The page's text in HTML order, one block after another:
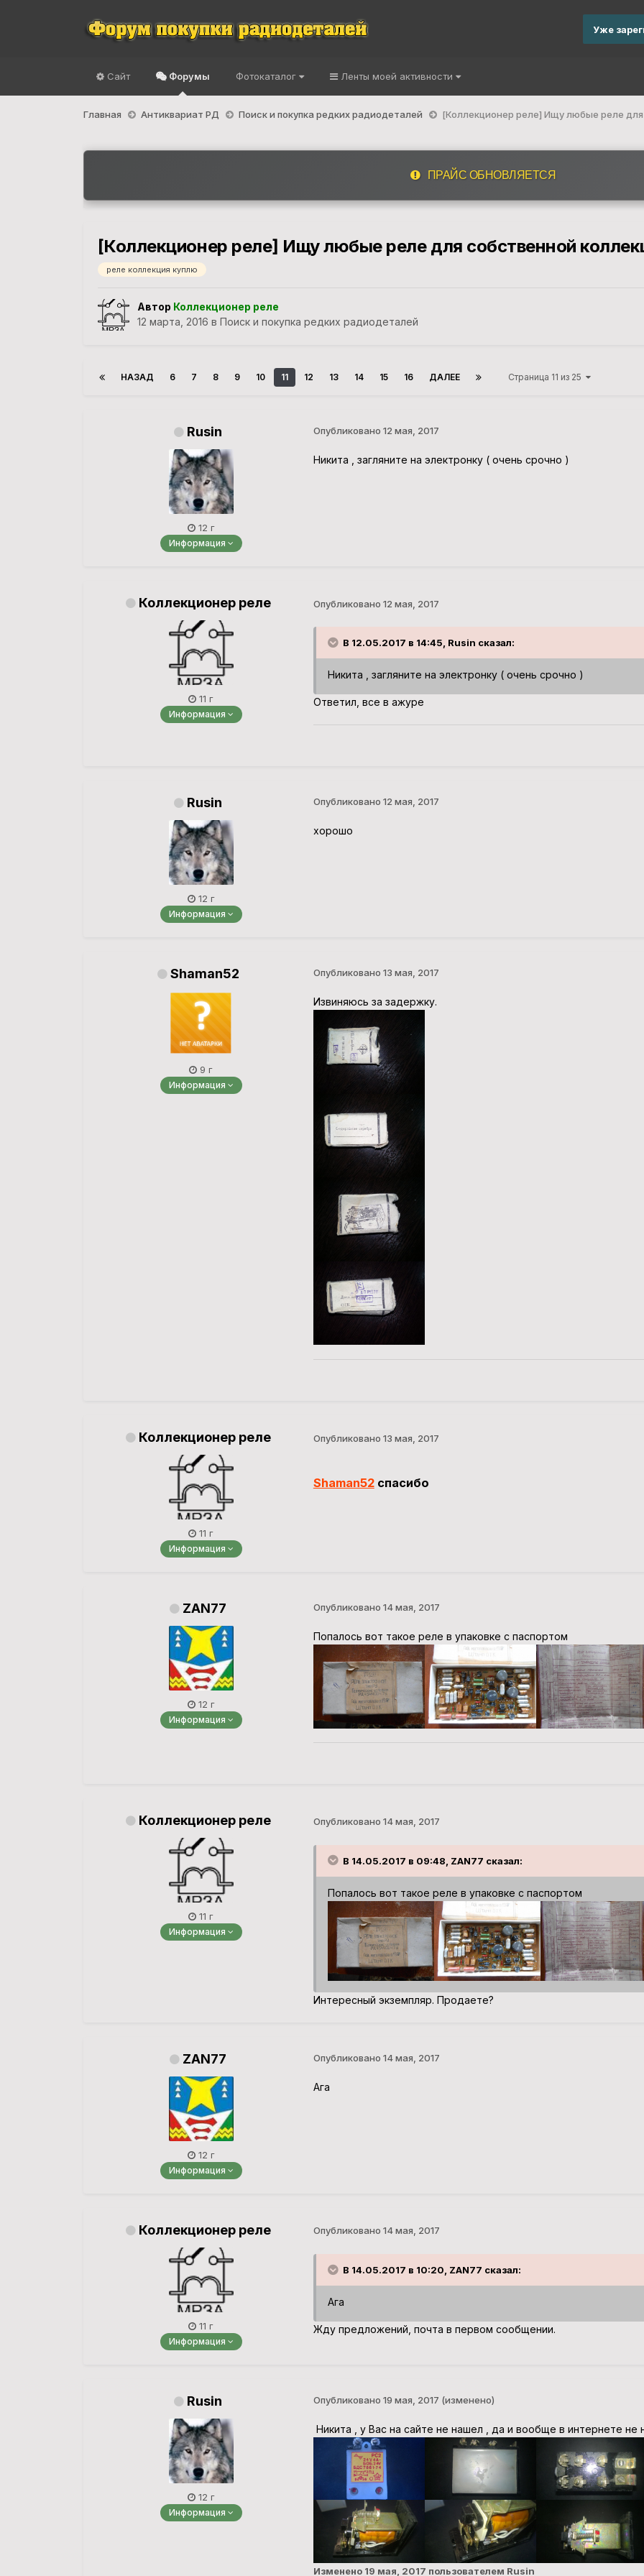
Уже
Сайт Форумы Фотокаталог Ленты моей активности
Главная Антиквариат РД Поиск и покупка редких радиодеталей [Коллекционер реле] Ищу любые реле
ПРАЙС ОБНОВЛЯЕТСЯ
[Коллекционер реле] Ищу любые реле для собственной
реле коллекция куплю
Автор Коллекционер реле
12 марта, 2016 в Поиск и покупка редких радиодеталей
НАЗАД 6 7 8 9 10 11 12 13 14 15 16 ДАЛЕЕ Страница 11 из 25
Rusin
12 г
Информация
Опубликовано 12 мая, 2017
Никита , загляните на электронку ( очень срочно )
Коллекционер реле
11 г
Информация
Опубликовано 12 мая, 2017
В 12.05.2017 в 14:45, Rusin сказал:
Никита , загляните на электронку ( очень срочно )
Ответил, все в ажуре
Rusin
12 г
Информация
Опубликовано 12 мая, 2017
хорошо
Shaman52
9 г
Информация
Опубликовано 13 мая, 2017
Извиняюсь за задержку.
Коллекционер реле
11 г
Информация
Опубликовано 13 мая, 2017
Shaman52спасибо
ZAN77
12 г
Информация
Опубликовано 14 мая, 2017
Попалось вот такое реле в упаковке с паспортом
Коллекционер реле
11 г
Информация
Опубликовано 14 мая, 2017
В 14.05.2017 в 09:48, ZAN77 сказал:
Попалось вот такое реле в упаковке с паспортом
Интересный экземпляр. Продаете?
ZAN77
12 г
Информация
Опубликовано 14 мая, 2017
Ага
Коллекционер реле
11 г
Информация
Опубликовано 14 мая, 2017
В 14.05.2017 в 10:20, ZAN77 сказал:
Ага
Жду предложений, почта в первом сообщении.
Rusin
12 г
Информация
Опубликовано 19 мая, 2017 (изменено)
Никита , у Вас на сайте не нашел , да и вообще в интернете
Изменено 19 мая, 2017 пользователем Rusin